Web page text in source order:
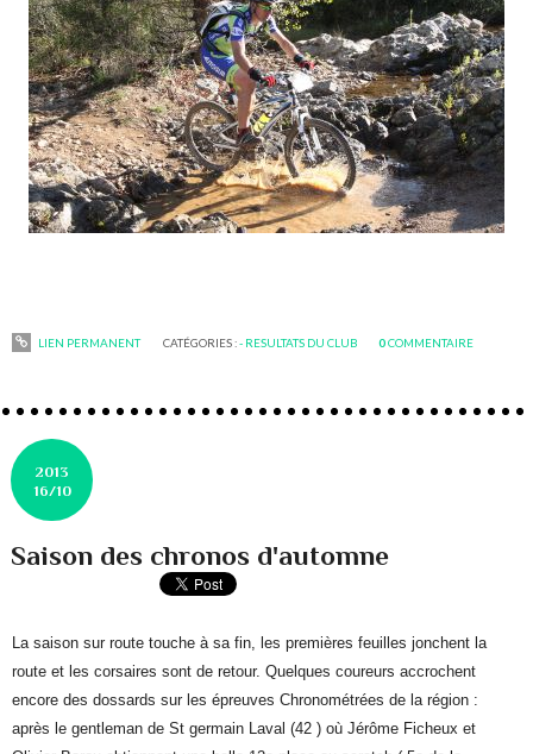
LIEN PERMANENT CATÉGORIES :- RESULTATS DU CLUB 0COMMENTAIRE
2013
16/10
Saison des chronos d'automne
La saison sur route touche à sa fin, les premières feuilles jonchent la
route et les corsaires sont de retour. Quelques coureurs accrochent
encore des dossards sur les épreuves Chronométrées de la région :
après le gentleman de St germain Laval (42 ) où Jérôme Ficheux et